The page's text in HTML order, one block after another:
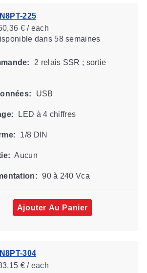
225
€ / each
dans 58 semaines
2 relais SSR ; sortie
USB
LED à 4 chiffres
1/8 DIN
Aucun
90 à 240 Vca
Ajouter Au Panier
304
€ / each